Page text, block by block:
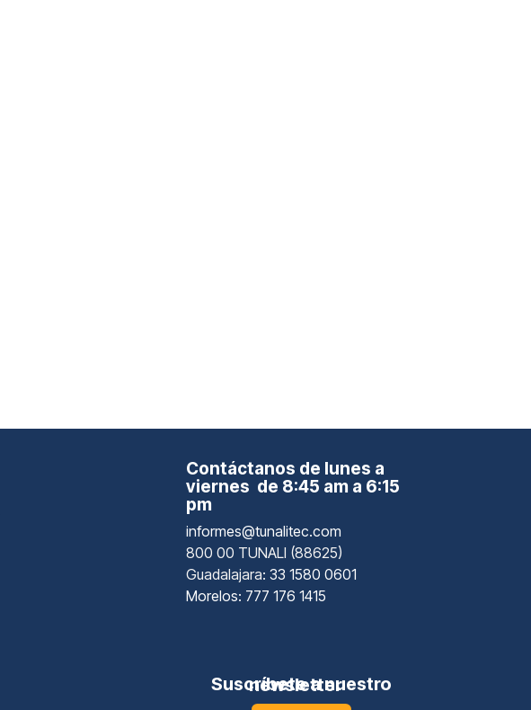
Contáctanos de lunes a
viernes de 8:45 am a 6:15
pm
informes@tunalitec.com
800 00 TUNALI (88625)
Guadalajara: 33 1580 0601
Morelos: 777 176 1415
Suscríbete a nuestro newsletter